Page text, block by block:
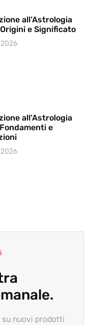
all’Astrologia
e Significato
all’Astrologia
e
su nuovi prodotti